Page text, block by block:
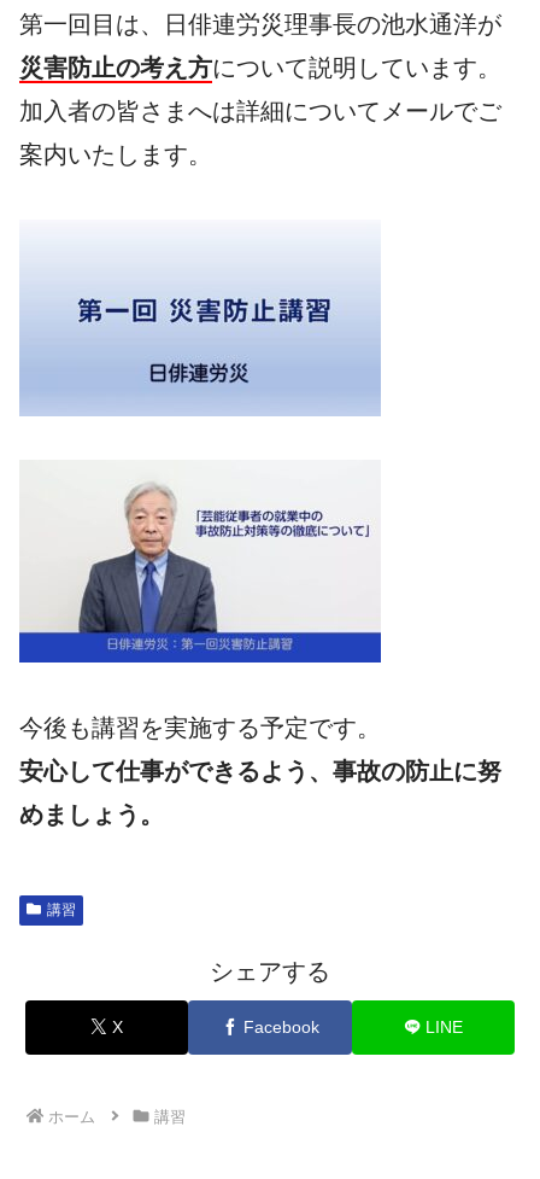
第一回目は、日俳連労災理事長の池水通洋が
災害防止の考え方について説明しています。
加入者の皆さまへは詳細についてメールでご
案内いたします。
今後も講習を実施する予定です。
安心して仕事ができるよう、事故の防止に努
めましょう。
講習
シェアする
X Facebook LINE
ホーム 講習